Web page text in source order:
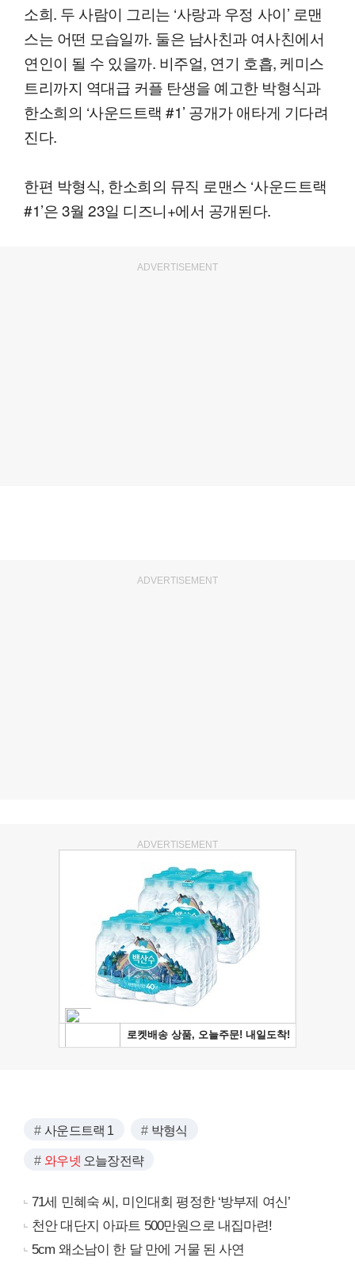
소희. 두 사람이 그리는 ‘사랑과 우정 사이’ 로맨
스는 어떤 모습일까. 둘은 남사친과 여사친에서
연인이 될 수 있을까. 비주얼, 연기 호흡, 케미스
트리까지 역대급 커플 탄생을 예고한 박형식과
한소희의 ‘사운드트랙 #1’ 공개가 애타게 기다려
진다.
한편 박형식, 한소희의 뮤직 로맨스 ‘사운드트랙
#1’은 3월 23일 디즈니+에서 공개된다.
ADVERTISEMENT
ADVERTISEMENT
ADVERTISEMENT
사운드트랙 1 박형식
와우넷 오늘장전략
71세 민혜숙 씨, 미인대회 평정한 ‘방부제 여신’
천안 대단지 아파트 500만원으로 내집마련!
5cm 왜소남이 한 달 만에 거물 된 사연